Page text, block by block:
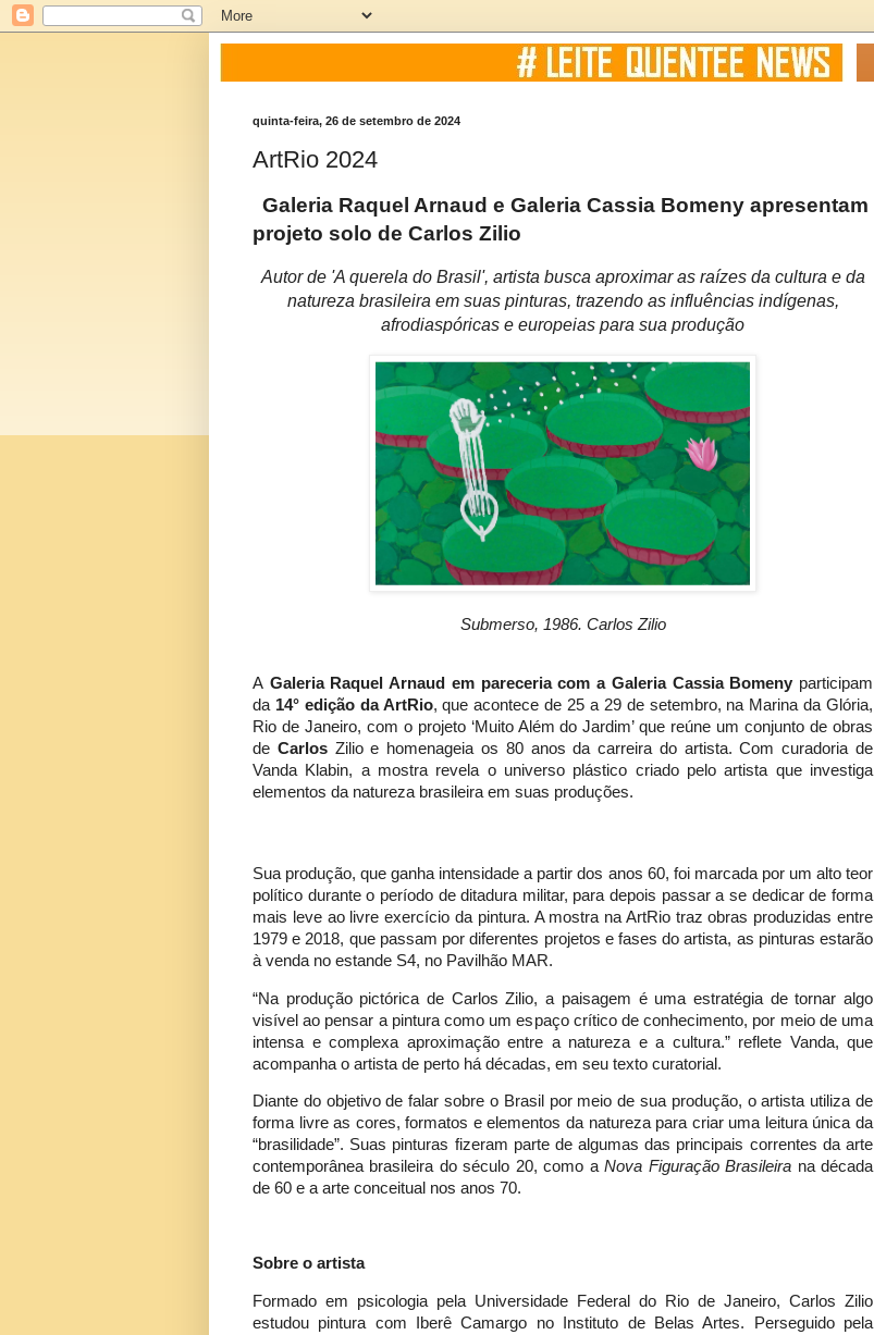
quinta-feira, 26 de setembro de 2024
ArtRio 2024
Galeria Raquel Arnaud e Galeria Cassia Bomeny apresentam
projeto solo de Carlos Zilio
Autor de 'A querela do Brasil', artista busca aproximar as raízes da cultura e da
natureza brasileira em suas pinturas, trazendo as influências indígenas,
afrodiaspóricas e europeias para sua produção
Submerso, 1986. Carlos Zilio
A Galeria Raquel Arnaud em pareceria com a Galeria Cassia Bomeny participam
da 14° edição da ArtRio, que acontece de 25 a 29 de setembro, na Marina da Glória,
Rio de Janeiro, com o projeto ‘Muito Além do Jardim’ que reúne um conjunto de obras
de Carlos Zilio e homenageia os 80 anos da carreira do artista. Com curadoria de
Vanda Klabin, a mostra revela o universo plástico criado pelo artista que investiga
elementos da natureza brasileira em suas produções.
Sua produção, que ganha intensidade a partir dos anos 60, foi marcada por um alto teor
político durante o período de ditadura militar, para depois passar a se dedicar de forma
mais leve ao livre exercício da pintura. A mostra na ArtRio traz obras produzidas entre
1979 e 2018, que passam por diferentes projetos e fases do artista, as pinturas estarão
à venda no estande S4, no Pavilhão MAR.
“Na produção pictórica de Carlos Zilio, a paisagem é uma estratégia de tornar algo
visível ao pensar a pintura como um espaço crítico de conhecimento, por meio de uma
intensa e complexa aproximação entre a natureza e a cultura.” reflete Vanda, que
acompanha o artista de perto há décadas, em seu texto curatorial.
Diante do objetivo de falar sobre o Brasil por meio de sua produção, o artista utiliza de
forma livre as cores, formatos e elementos da natureza para criar uma leitura única da
“brasilidade”. Suas pinturas fizeram parte de algumas das principais correntes da arte
contemporânea brasileira do século 20, como aNova Figuração Brasileira na década
de 60 e a arte conceitual nos anos 70.
Sobre o artista
Formado em psicologia pela Universidade Federal do Rio de Janeiro, Carlos Zilio
estudou pintura com Iberê Camargo no Instituto de Belas Artes. Perseguido pela